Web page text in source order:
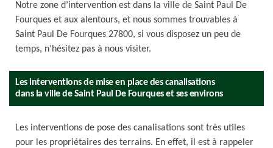
Notre zone d’intervention est dans la ville de Saint Paul De
Fourques et aux alentours, et nous sommes trouvables à
Saint Paul De Fourques 27800, si vous disposez un peu de
temps, n’hésitez pas à nous visiter.
Les interventions de mise en place des canalisations
dans la ville de Saint Paul De Fourques et ses environs
Les interventions de pose des canalisations sont très utiles
pour les propriétaires des terrains. En effet, il est à rappeler